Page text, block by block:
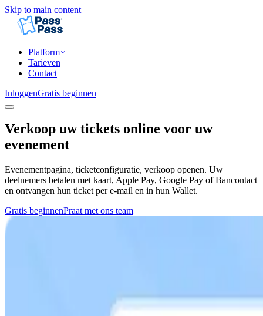
Skip to main content
Platform
Tarieven
Contact
InloggenGratis beginnen
Verkoop uw tickets online voor uw
evenement
Evenementpagina, ticketconfiguratie, verkoop openen. Uw
deelnemers betalen met kaart, Apple Pay, Google Pay of Bancontact
en ontvangen hun ticket per e-mail en in hun Wallet.
Gratis beginnenPraat met ons team